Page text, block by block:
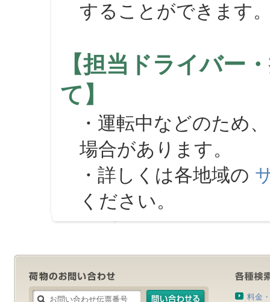
することができます
【担当ドライバー
て】
・運転中などのため
場合があります。
・詳しくは各地域の
ください。
料金